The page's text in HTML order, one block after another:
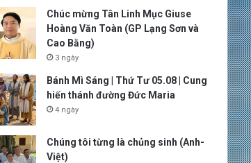
Chúc mừng Tân Linh Mục Giuse
Hoàng Văn Toàn (GP Lạng Sơn và
Cao Bằng)
3 ngày
Bánh Mì Sáng | Thứ Tư 05.08 | Cung
hiến thánh đường Đức Maria
4 ngày
Chúng tôi từng là chủng sinh (Anh-
Việt)